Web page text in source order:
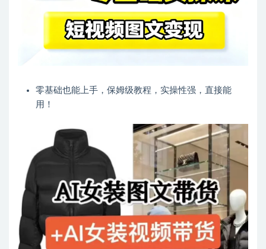
零基础也能上手，保姆级教程，实操性强，直接能
用！